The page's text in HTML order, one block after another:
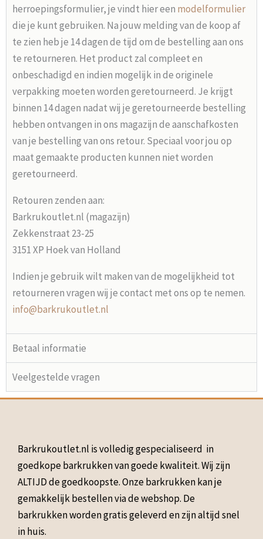
herroepingsformulier, je vindt hier een modelformulier
die je kunt gebruiken. Na jouw melding van de koop af
te zien heb je 14 dagen de tijd om de bestelling aan ons
te retourneren. Het product zal compleet en
onbeschadigd en indien mogelijk in de originele
verpakking moeten worden geretourneerd. Je krijgt
binnen 14 dagen nadat wij je geretourneerde bestelling
hebben ontvangen in ons magazijn de aanschafkosten
van je bestelling van ons retour. Speciaal voor jou op
maat gemaakte producten kunnen niet worden
geretourneerd.
Retouren zenden aan:
Barkrukoutlet.nl (magazijn)
Zekkenstraat 23-25
3151 XP Hoek van Holland
Indien je gebruik wilt maken van de mogelijkheid tot
retourneren vragen wij je contact met ons op te nemen.
info@barkrukoutlet.nl
Betaal informatie
Veelgestelde vragen
Barkrukoutlet.nl is volledig gespecialiseerd in
goedkope barkrukken van goede kwaliteit. Wij zijn
ALTIJD de goedkoopste. Onze barkrukken kan je
gemakkelijk bestellen via de webshop. De
barkrukken worden gratis geleverd en zijn altijd snel
in huis.